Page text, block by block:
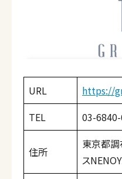
URL
https://
TEL
03-
住所
東京都
ス